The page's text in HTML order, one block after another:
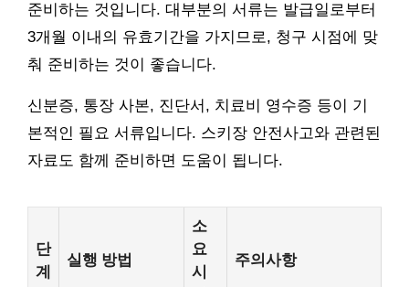
준비하는 것입니다. 대부분의 서류는 발급일로부터
3개월 이내의 유효기간을 가지므로, 청구 시점에 맞
춰 준비하는 것이 좋습니다.
신분증, 통장 사본, 진단서, 치료비 영수증 등이 기
본적인 필요 서류입니다. 스키장 안전사고와 관련된
자료도 함께 준비하면 도움이 됩니다.
단
계
실행 방법
소
요
시
주의사항